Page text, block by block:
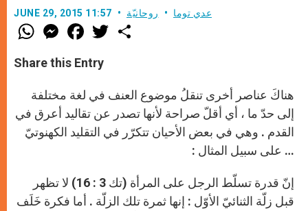
JUNE 29, 2015 11:57 عدي توما روحانيّة
W
h
t
s
p
p
M
e
s
e
e
r
F
a
e
b
k
w
Share this Entry
هناكَ عناصر أخرى تنقلُ موضوع العنف في لغة مختلفة
إلى حدّ ما ، أي أقلّ صراحة لأنها تصدر عن تقاليد أعرق في
القدم . وهي في بعض الأحيان تتكرّر في التقليد الكهنوتيّ
… على سبيل المثال :
إنّ قدرة تسلّط الرجل على المرأة (تك 3 : 16) لا تظهر
قبل زلّة الثنائيّ الأوّل : إنها ثمرة تلك الزلّة . أما فكرة خَلَف